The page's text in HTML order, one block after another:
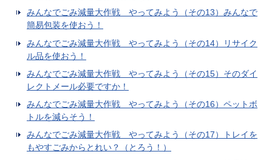
みんなでごみ減量大作戦 やってみよう（その13）みんなで
簡易包装を使おう！
みんなでごみ減量大作戦 やってみよう（その14）リサイク
ル品を使おう！
みんなでごみ減量大作戦 やってみよう（その15）そのダイ
レクトメール必要ですか！
みんなでごみ減量大作戦 やってみよう（その16）ペットボ
トルを減らそう！
みんなでごみ減量大作戦 やってみよう（その17）トレイを
もやすごみからとれい？（とろう！）